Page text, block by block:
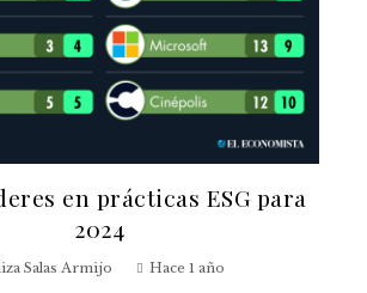
en prácticas ESG para
2024
Salas Armijo Hace 1 año